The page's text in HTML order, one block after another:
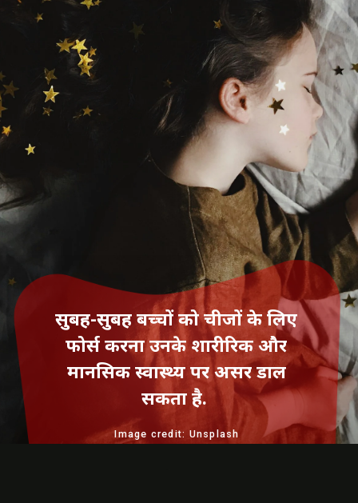
सुबह-सुबह बच्चों को चीजों के लिए
फोर्स करना उनके शारीरिक और
मानसिक स्वास्थ्य पर असर डाल
सकता है.
Image credit: Unsplash